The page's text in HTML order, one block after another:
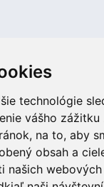
technológie
vášho zážitku
na to, aby
obsah a
našich